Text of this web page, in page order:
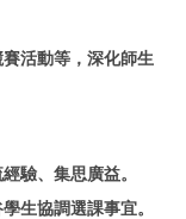
活動等，深化師生
驗、集思廣益。
生協調選課事宜。